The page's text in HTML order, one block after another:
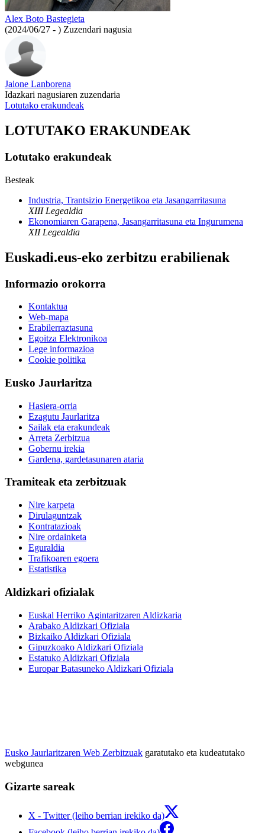
Alex Boto Bastegieta
(2024/06/27 - ) Zuzendari nagusia
Jaione Lanborena
Idazkari nagusiaren zuzendaria
Lotutako erakundeak
LOTUTAKO ERAKUNDEAK
Lotutako erakundeak
Besteak
Industria, Trantsizio Energetikoa eta Jasangarritasuna
XIII Legealdia
Ekonomiaren Garapena, Jasangarritasuna eta Ingurumena
XII Legealdia
Euskadi.eus-eko zerbitzu erabilienak
Informazio orokorra
Kontaktua
Web-mapa
Erabilerraztasuna
Egoitza Elektronikoa
Lege informazioa
Cookie politika
Eusko Jaurlaritza
Hasiera-orria
Ezagutu Jaurlaritza
Sailak eta erakundeak
Arreta Zerbitzua
Gobernu irekia
Gardena, gardetasunaren ataria
Tramiteak eta zerbitzuak
Nire karpeta
Dirulaguntzak
Kontratazioak
Nire ordainketa
Eguraldia
Trafikoaren egoera
Estatistika
Aldizkari ofizialak
Euskal Herriko Agintaritzaren Aldizkaria
Arabako Aldizkari Ofiziala
Bizkaiko Aldizkari Ofiziala
Gipuzkoako Aldizkari Ofiziala
Estatuko Aldizkari Ofiziala
Europar Batasuneko Aldizkari Ofiziala
Eusko Jaurlaritzaren Web Zerbitzuak garatutako eta kudeatutako
webgunea
Gizarte sareak
X - Twitter (leiho berrian irekiko da)